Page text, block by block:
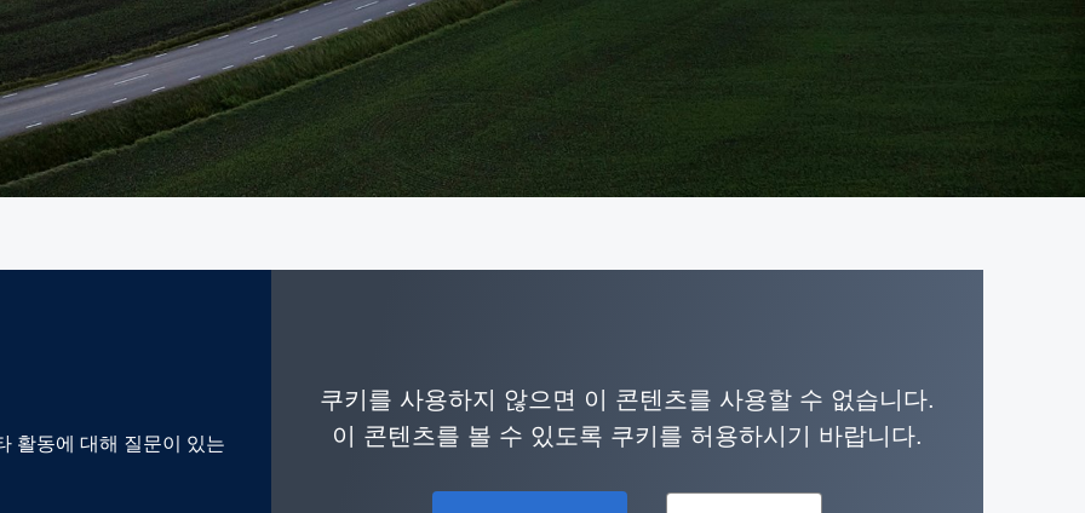
활동에 대해 질문이 있는
쿠키를 사용하지 않으면 이 콘텐츠를 사용할 수 없습니다.
이 콘텐츠를 볼 수 있도록 쿠키를 허용하시기 바랍니다.